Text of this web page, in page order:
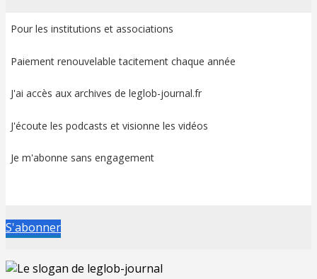
Pour les institutions et associations
Paiement renouvelable tacitement chaque année
J'ai accès aux archives de leglob-journal.fr
J'écoute les podcasts et visionne les vidéos
Je m'abonne sans engagement
S'abonner